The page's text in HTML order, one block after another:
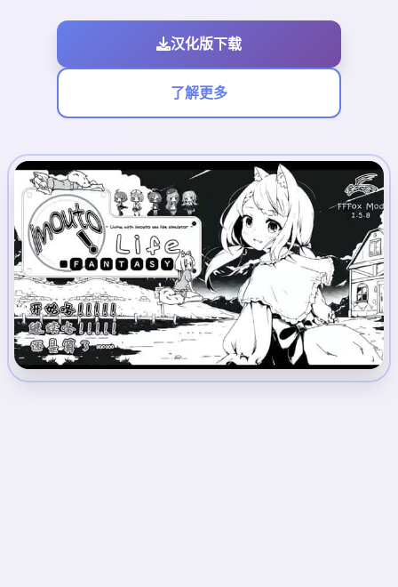
汉化版下载
了解更多